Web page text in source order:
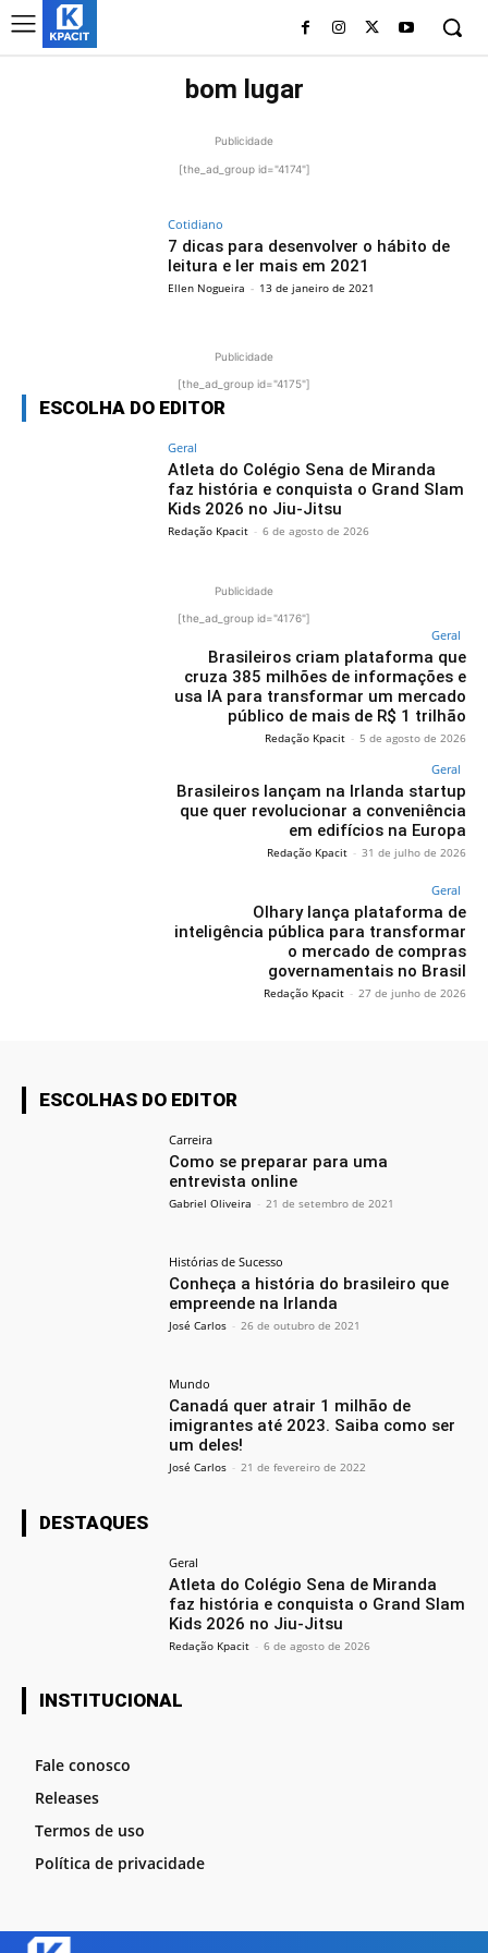
bom lugar
Publicidade
[the_ad_group id="4174"]
Cotidiano
7 dicas para desenvolver o hábito de
leitura e ler mais em 2021
Ellen Nogueira - 13 de janeiro de 2021
Publicidade
[the_ad_group id="4175"]
ESCOLHA DO EDITOR
Geral
Atleta do Colégio Sena de Miranda
faz história e conquista o Grand Slam
Kids 2026 no Jiu-Jitsu
Redação Kpacit - 6 de agosto de 2026
Publicidade
[the_ad_group id="4176"]
Geral
Brasileiros criam plataforma que
cruza 385 milhões de informações e
usa IA para transformar um mercado
público de mais de R$ 1 trilhão
Redação Kpacit - 5 de agosto de 2026
Geral
Brasileiros lançam na Irlanda startup
que quer revolucionar a conveniência
em edifícios na Europa
Redação Kpacit - 31 de julho de 2026
Geral
Olhary lança plataforma de
inteligência pública para transformar
o mercado de compras
governamentais no Brasil
Redação Kpacit - 27 de junho de 2026
ESCOLHAS DO EDITOR
Carreira
Como se preparar para uma
entrevista online
Gabriel Oliveira - 21 de setembro de 2021
Histórias de Sucesso
Conheça a história do brasileiro que
empreende na Irlanda
José Carlos - 26 de outubro de 2021
Mundo
Canadá quer atrair 1 milhão de
imigrantes até 2023. Saiba como ser
um deles!
José Carlos - 21 de fevereiro de 2022
DESTAQUES
Geral
Atleta do Colégio Sena de Miranda
faz história e conquista o Grand Slam
Kids 2026 no Jiu-Jitsu
Redação Kpacit - 6 de agosto de 2026
INSTITUCIONAL
Fale conosco
Releases
Termos de uso
Política de privacidade